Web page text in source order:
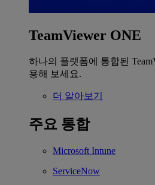
TeamViewer ONE
하나의 플랫폼에 통합된
용해 보세요.
더 알아보기
주요 통합
Microsoft Intune
ServiceNow